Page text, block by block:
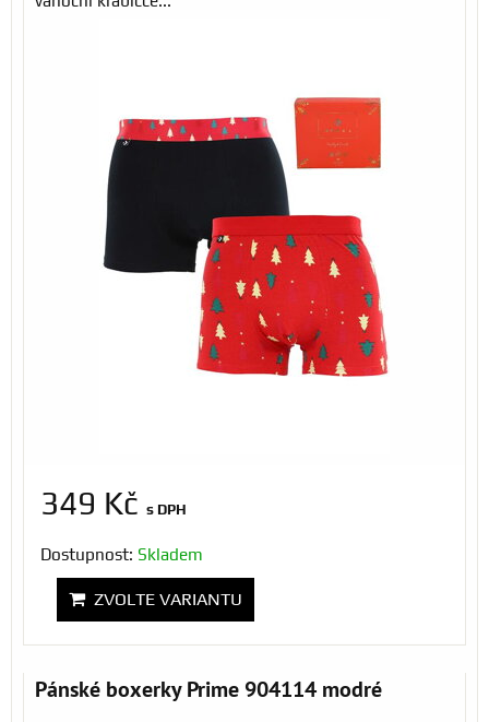
349 Kč s DPH
Dostupnost: Skladem
ZVOLTE VARIANTU
Pánské boxerky Prime 904114 modré